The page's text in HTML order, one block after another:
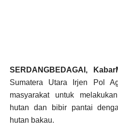
SERDANGBEDAGAI,
Sumatera Utara Irjen Pol
masyarakat untuk
hutan dan bibir pantai
hutan bakau.